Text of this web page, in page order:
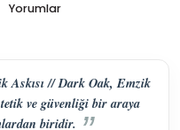
Yorumlar
Askısı // Dark Oak, Emzik
ve güvenliği bir araya
biridir.